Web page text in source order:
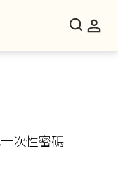
次性密碼